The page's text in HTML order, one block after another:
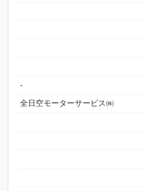
-
全日空モーターサービス㈱